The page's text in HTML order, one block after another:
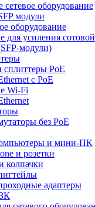
сетевое оборудование
модули
оборудование
для усиления сотовой
модули)
PoE
с PoE
Wi-Fi
без PoE
и мини-ПК
и розетки
колпачки
адаптеры